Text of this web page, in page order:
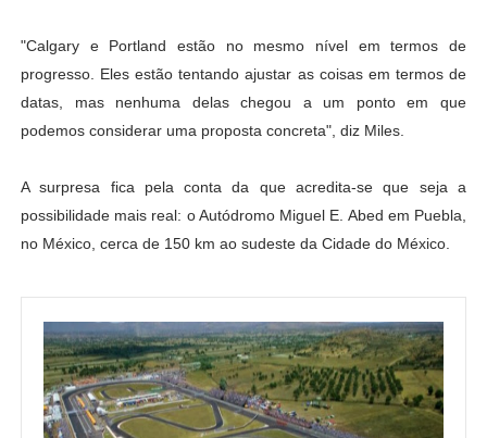
"Calgary e Portland estão no mesmo nível em termos de
progresso. Eles estão tentando ajustar as coisas em termos de
datas, mas nenhuma delas chegou a um ponto em que
podemos considerar uma proposta concreta", diz Miles.
A surpresa fica pela conta da que acredita-se que seja a
possibilidade mais real: o Autódromo Miguel E. Abed em Puebla,
no México, cerca de 150 km ao sudeste da Cidade do México.